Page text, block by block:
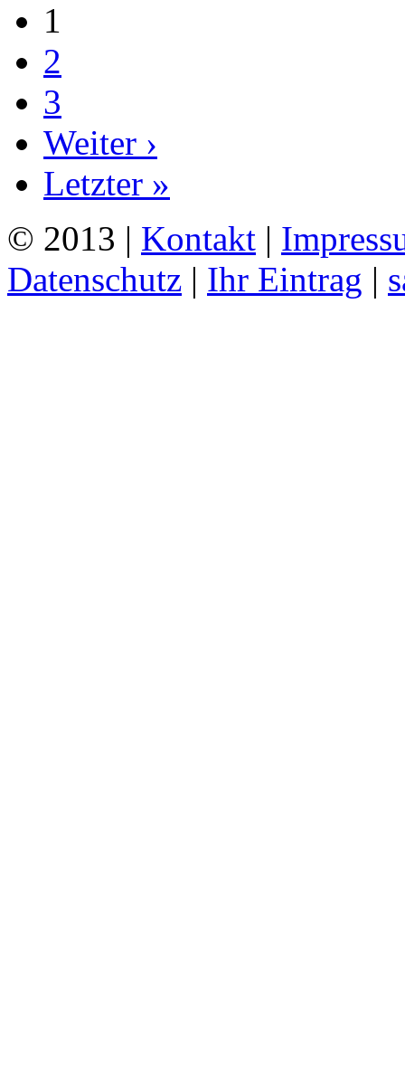
1
2
3
Weiter ›
Letzter »
© 2013 | Kontakt |
Datenschutz | Ihr Eintrag |